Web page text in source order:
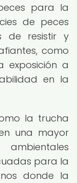
para la
de peces
de resistir y
como
exposición a
en la
la trucha
una mayor
para la
donde la